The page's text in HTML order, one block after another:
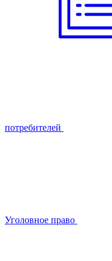
потребителей
Уголовное право